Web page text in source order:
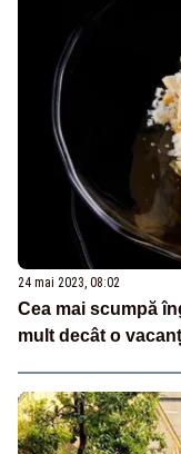
24 mai 2023, 08:02
Cea mai scumpă
mult decât o